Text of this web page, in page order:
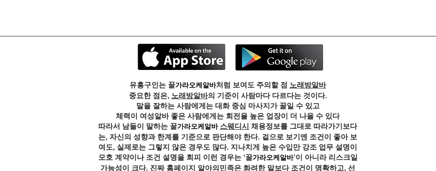
유흥구인는 꿀가라오케알바처럼 보여도 주의할 점 노래방알바
중요한 점은, 노래방알바의 기준이 사람마다 다르다는 것이다.
말을 잘하는 사람에게는 대화 중심 마사지가 꿀일 수 있고
체력이 여성알바 좋은 사람에게는 회전율 높은 업장이 더 나을 수 있다
따라서 남들이 말하는 꿀가라오케알바 스웨디시 채용정보를 그대로 따라가기보다
는, 자신의 성향과 한계를 기준으로 판단해야 한다. 겉으로 보기엔 조건이 좋아 보
여도, 실제로는 그렇지 않은 경우도 많다. 지나치게 높은 수입만 강조 업무 설명이
모호 계약이나 조건 설명을 회피 이런 경우는 ‘꿀가라오케알바’이 아니라 리스크일
가능성이 크다. 진짜 홈페이지 알아의민족은 화려한 말보다 조건이 명확하고, 선